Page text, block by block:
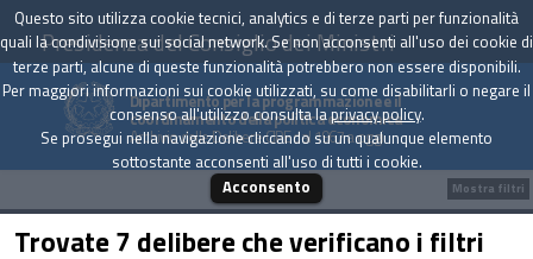
Presidenza del Consiglio dei Ministri
Dipartimento per la programmazione e il
coordinamento della politica economica
Archivio delle Delibere CIPE dal 1967 a oggi
Trovate 7 delibere che verificano i filtri
Mostra filtri
Questo sito utilizza cookie tecnici, analytics e di terze parti per funzionalità
quali la condivisione sui social network. Se non acconsenti all'uso dei cookie di
terze parti, alcune di queste funzionalità potrebbero non essere disponibili.
Per maggiori informazioni sui cookie utilizzati, su come disabilitarli o negare il
consenso all'utilizzo consulta laprivacy policy.
Se prosegui nella navigazione cliccando su un qualunque elemento
sottostante acconsenti all'uso di tutti i cookie.
Acconsento